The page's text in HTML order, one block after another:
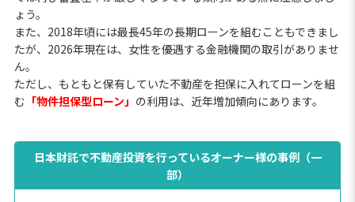
ょう。
また、2018年頃には最長45年の長期ローンを組むこともできまし
たが、2026年現在は、女性を優遇する金融機関の取引がありませ
ん。
ただし、もともと保有していた不動産を担保に入れてローンを組
む 「物件担保型ローン」 の利用は、近年増加傾向にあります。
日本財託で不動産投資を行っているオーナー様の事例（一
部）